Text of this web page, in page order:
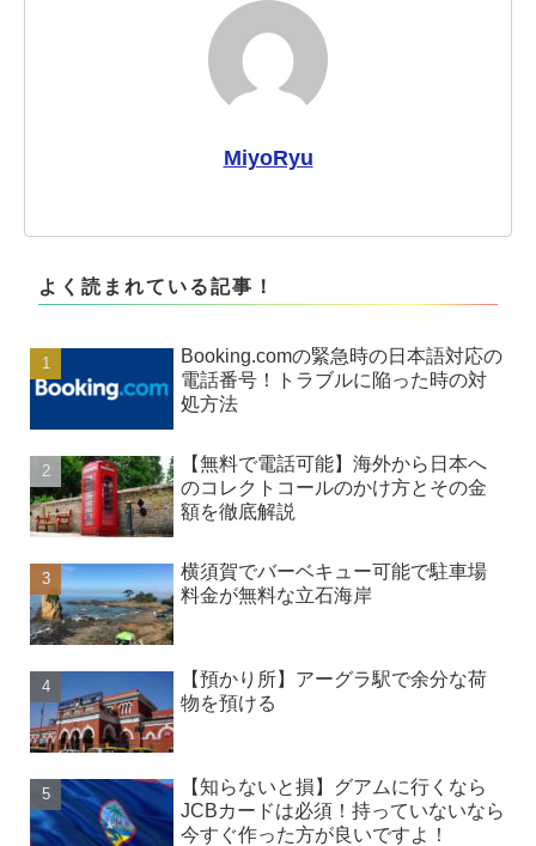
MiyoRyu
よく読まれている記事！
Booking.comの緊急時の日本語対応の
電話番号！トラブルに陥った時の対
処方法
【無料で電話可能】海外から日本へ
のコレクトコールのかけ方とその金
額を徹底解説
横須賀でバーベキュー可能で駐車場
料金が無料な立石海岸
【預かり所】アーグラ駅で余分な荷
物を預ける
【知らないと損】グアムに行くなら
JCBカードは必須！持っていないなら
今すぐ作った方が良いですよ！